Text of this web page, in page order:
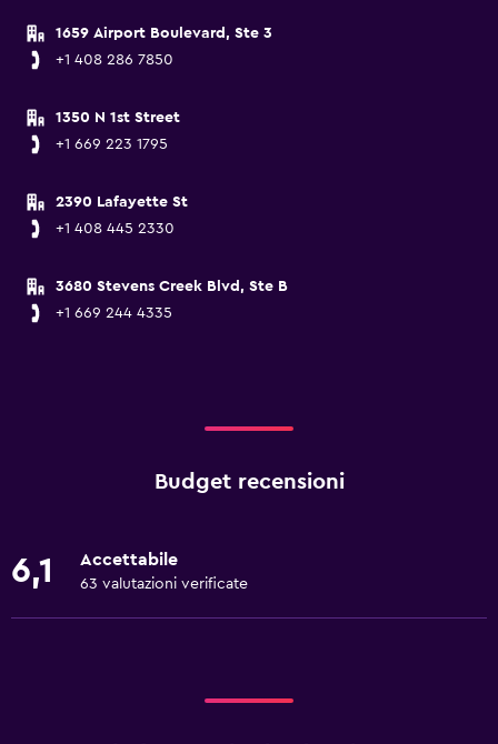
1659 Airport Boulevard, Ste 3
+1 408 286 7850
1350 N 1st Street
+1 669 223 1795
2390 Lafayette St
+1 408 445 2330
3680 Stevens Creek Blvd, Ste B
+1 669 244 4335
Budget recensioni
6,1 Accettabile
63 valutazioni verificate